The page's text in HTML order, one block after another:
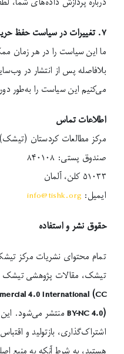
۷. تغییرات در سیاست حفظ حریم خصوصی
ما این سیاست را در هر زمان
بلافاصله پس از انتشار در
می‌کنیم این سیاست را به‌طور
اطلاعات تماس
مرکز مطالعات کردستان (تیشک)
صندوق پستی: ۸۴۰۱۰۸
۵۱۰۳۳ کلن، آلمان
ایمیل: info@tishk.org
حقوق نشر و استفاده
تمام محتوای نشریات مرکز
تیشک، مقالات پژوهشی
4.0 International (CC
BY-NC 4.0)منتشر می‌شود. این
اشتراک‌گذاری، بازتولید و